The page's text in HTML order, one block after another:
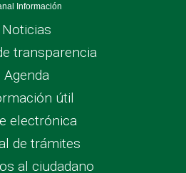
Información
Noticias
transparencia
Agenda
útil
electrónica
de trámites
al ciudadano